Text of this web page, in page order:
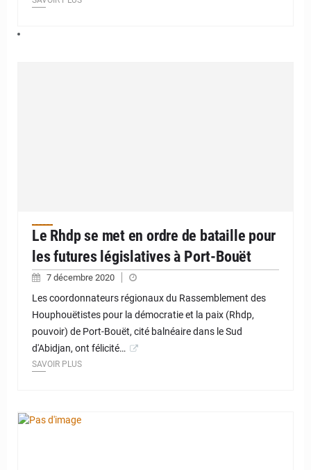
Le Rhdp se met en ordre de bataille pour
les futures législatives à Port-Bouët
7 décembre 2020
Les coordonnateurs régionaux du Rassemblement des
Houphouëtistes pour la démocratie et la paix (Rhdp,
pouvoir) de Port-Bouët, cité balnéaire dans le Sud
d'Abidjan, ont félicité…
SAVOIR PLUS